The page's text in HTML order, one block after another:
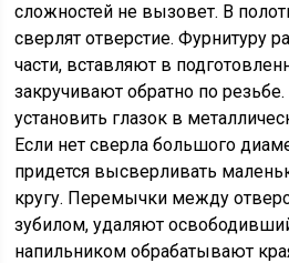
сложностей не вызовет. В
сверлят отверстие. Фурнитуру
части, вставляют в
закручивают обратно по
установить глазок в
Если нет сверла большого
придется высверливать
кругу. Перемычки между
зубилом, удаляют
напильником обрабатывают